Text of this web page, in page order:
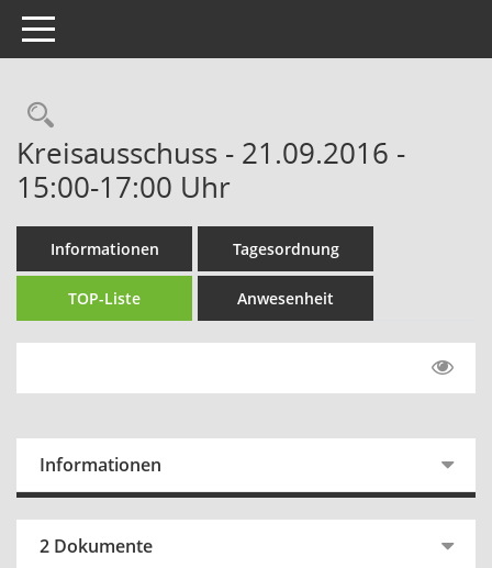
Toggle navigation
Rechercheauswahl
Kreisausschuss - 21.09.2016 -
15:00-17:00 Uhr
Informationen Tagesordnung
TOP-Liste Anwesenheit
Informationen
2 Dokumente